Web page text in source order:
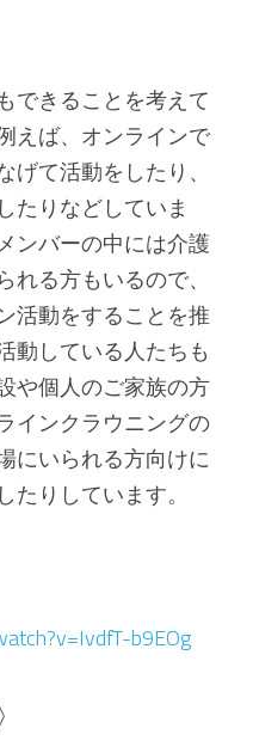
できることを考えて
えば、オンラインで
て活動をしたり、
たりなどしていま
ンバーの中には介護
る方もいるので、
活動をすることを推
動している人たちも
や個人のご家族の方
インクラウニングの
にいられる方向けに
りしています。
b9EOg